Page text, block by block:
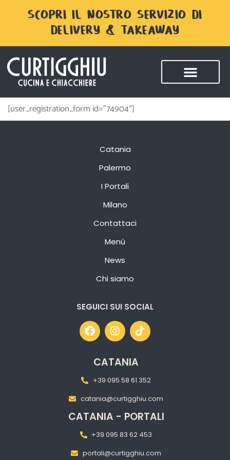
SCOPRI IL NOSTRO SERVIZIO DI
DELIVERY & TAKEAWAY
[user_registration_form id=”74904″]
Catania
Palermo
I Portali
Milano
Contattaci
Menù
News
Chi siamo
SEGUICI SUI SOCIAL
CATANIA
+39 095 58 61 352
catania@curtigghiu.com
CATANIA - PORTALI
+39 095 83 62 453
portali@curtigghiu.com